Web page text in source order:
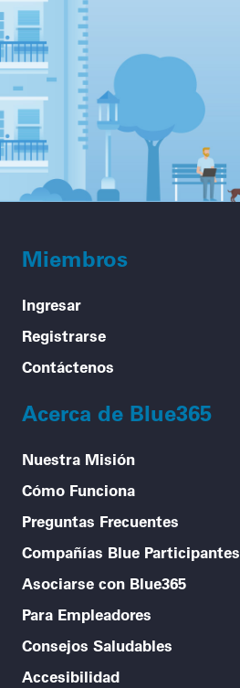
Miembros
Ingresar
Registrarse
Contáctenos
Acerca de Blue365
Nuestra Misión
Cómo Funciona
Preguntas Frecuentes
Compañías Blue Participantes
Asociarse con Blue365
Para Empleadores
Consejos Saludables
Accesibilidad